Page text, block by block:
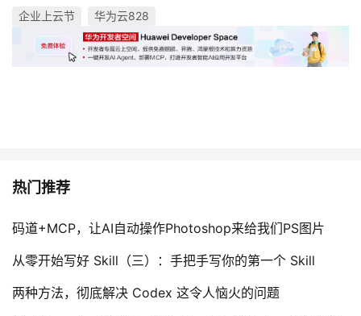
企业上云节 华为云828
热门推荐
码道+MCP，让AI自动操作Photoshop来给我们PS图片
从零开始写好 Skill（三）：手把手写你的第一个 Skill
两种方法，彻底解决 Codex 这令人恼火的问题